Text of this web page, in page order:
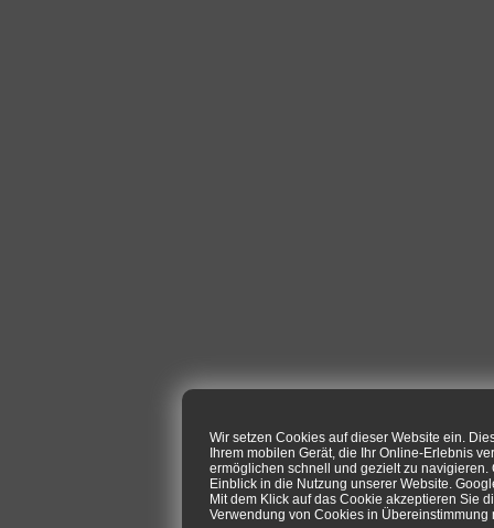
Wir setzen Cookies auf dieser Website ein.
Ihrem mobilen Gerät, die Ihr Online-Erlebnis
ermöglichen schnell und gezielt zu
Einblick in die Nutzung unserer Website.
Mit dem Klick auf das Cookie akzeptieren Sie
Verwendung von Cookies in